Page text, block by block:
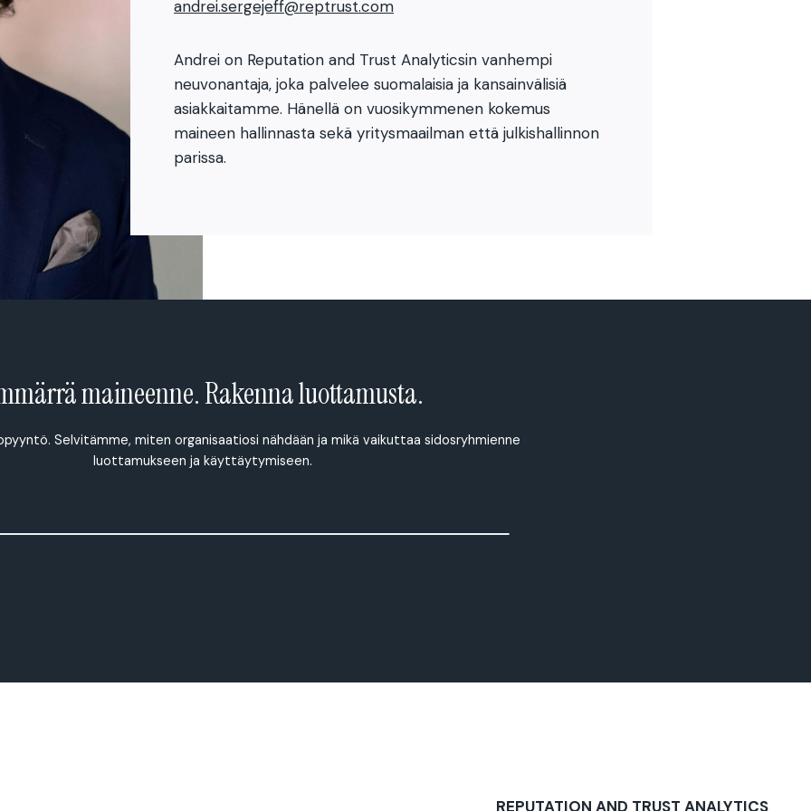
andrei.sergejeff@reptrust.com
Andrei on Reputation and Trust Analyticsin vanhempi
neuvonantaja, joka palvelee suomalaisia ja kansainvälisiä
asiakkaitamme. Hänellä on vuosikymmenen kokemus
maineen hallinnasta sekä yritysmaailman että julkishallinnon
parissa.
maineenne. Rakenna luottamusta.
Selvitämme, miten organisaatiosi nähdään ja mikä vaikuttaa sidosryhmienne
luottamukseen ja käyttäytymiseen.
REPUTATION AND TRUST ANALYTICS